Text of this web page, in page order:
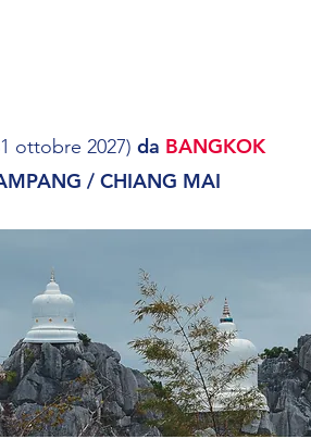
ottobre 2027) da BANGKOK
/ CHIANG MAI